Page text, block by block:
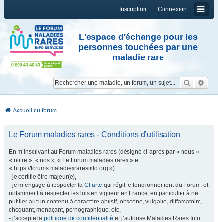
Connexion
Inscription
L'espace d'échange pour les
personnes touchées par une
maladie rare
Accueil du forum
Le Forum maladies rares - Conditions d’utilisation
En m’inscrivant au Forum maladies rares (désigné ci-après par « nous »,
« notre », « nos », « Le Forum maladies rares » et
« https://forums.maladiesraresinfo.org ») :
- je certifie être majeur(e),
- je m’engage à respecter la Charte qui régit le fonctionnement du Forum, et
notamment à respecter les lois en vigueur en France, en particulier à ne
publier aucun contenu à caractère abusif, obscène, vulgaire, diffamatoire,
choquant, menaçant, pornographique, etc,
- j’accepte la politique de confidentialité et j’autorise Maladies Rares Info